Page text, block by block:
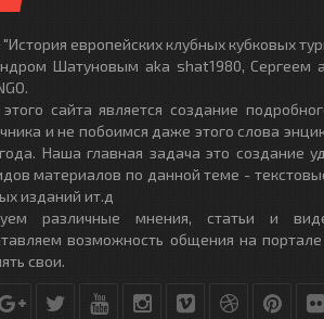
европейских клубных кубковых
Шатуновым aka shat1980, Сергеем
сайта является создание
и не побоимся даже этого слова
Наша главная задача это создание
материалов по данной теме -
изданий ит.д
различные мнения, статьи и
возможность общения на
свои.